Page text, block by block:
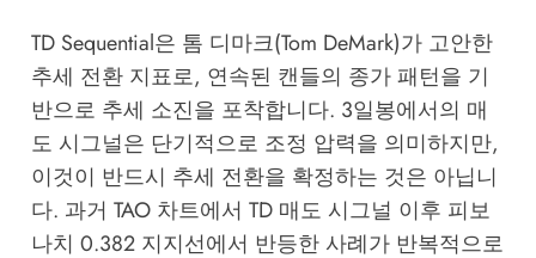
TD Sequential은 톰 디마크(Tom DeMark)가 고안한
추세 전환 지표로, 연속된 캔들의 종가 패턴을 기
반으로 추세 소진을 포착합니다. 3일봉에서의 매
도 시그널은 단기적으로 조정 압력을 의미하지만,
이것이 반드시 추세 전환을 확정하는 것은 아닙니
다. 과거 TAO 차트에서 TD 매도 시그널 이후 피보
나치 0.382 지지선에서 반등한 사례가 반복적으로